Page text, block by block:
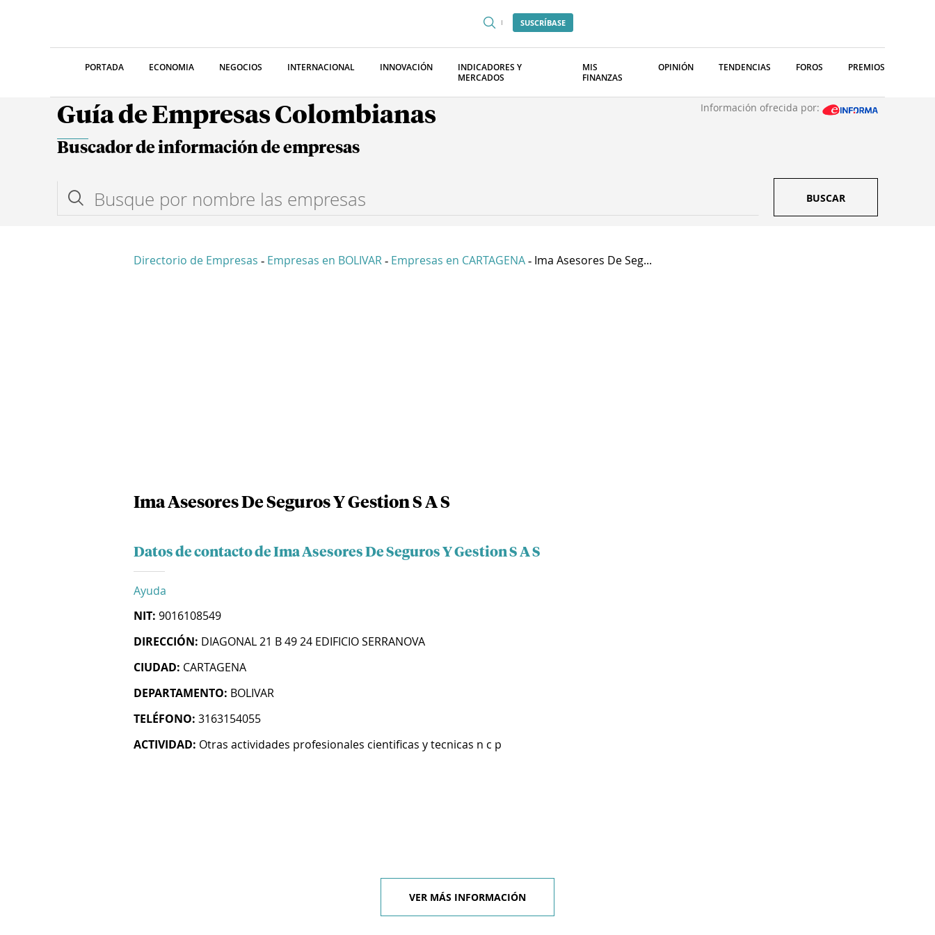
SUSCRÍBASE
PORTADA ECONOMIA NEGOCIOS INTERNACIONAL INNOVACIÓN
INDICADORES Y
MERCADOS
MIS
FINANZAS
OPINIÓN TENDENCIAS FOROS PREMIOS
Guía de Empresas Colombianas Información ofrecida por:
Buscador de información de empresas
BUSCAR
Directorio de Empresas - Empresas en BOLIVAR - Empresas en CARTAGENA - Ima Asesores De Seg...
Ima Asesores De Seguros Y Gestion S A S
Datos de contacto de Ima Asesores De Seguros Y Gestion S A S
Ayuda
NIT: 9016108549
DIRECCIÓN: DIAGONAL 21 B 49 24 EDIFICIO SERRANOVA
CIUDAD: CARTAGENA
DEPARTAMENTO: BOLIVAR
TELÉFONO: 3163154055
ACTIVIDAD: Otras actividades profesionales cientificas y tecnicas n c p
VER MÁS INFORMACIÓN